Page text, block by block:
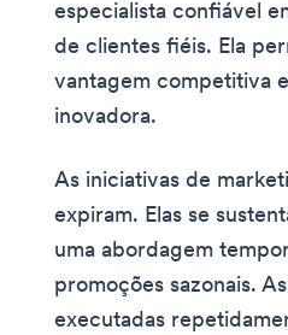
especialista confiável
de clientes fiéis. Ela
vantagem competitiva
inovadora.
As iniciativas de
expiram. Elas se
uma abordagem
promoções sazonais.
executadas